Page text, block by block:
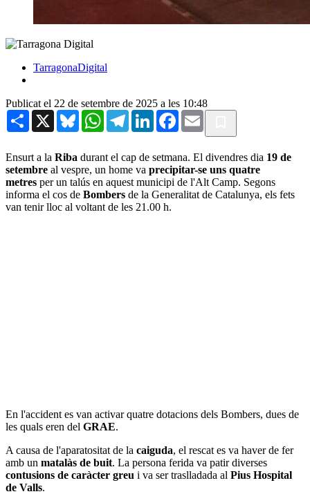
TarragonaDigital
Publicat el 22 de setembre de 2025 a les 10:48
Share X BlueskyWhatsAppTelegramLinkedInFacebook
Email
Ensurt a la Riba durant el cap de setmana. El divendres dia 19 de
setembre al vespre, un home va precipitar-se uns quatre
metres per un talús en aquest municipi de l'Alt Camp. Segons
informa el cos de Bombers de la Generalitat de Catalunya, els fets
van tenir lloc al voltant de les 21.00 h.
En l'accident es van activar quatre dotacions dels Bombers, dues de
les quals eren del GRAE.
A causa de l'aparatositat de la caiguda, el rescat es va haver de fer
amb un matalàs de buit. La persona ferida va patir diverses
contusions de caràcter greu i va ser traslladada al Pius Hospital
de Valls.